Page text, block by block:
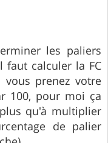
les paliers
faut calculer la FC
prenez votre
100, pour moi ça
qu'à multiplier
de palier